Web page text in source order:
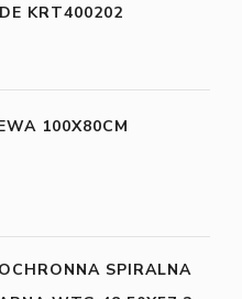
KRT400202
100X80CM
SPIRALNA